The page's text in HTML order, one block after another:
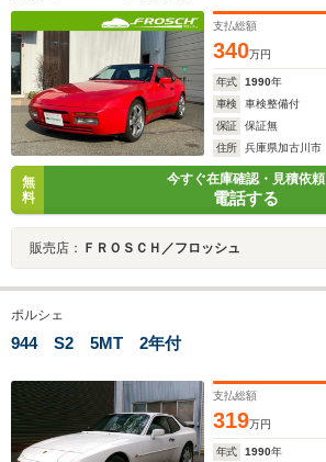
支払総額
340万円
年式 1990年
車検
車検整備付
保証
保証無
住所
兵庫県加古川市
無
料
今すぐ在庫確認・見積依頼
電話する
販売店： ＦＲＯＳＣＨ／フロッシュ
ポルシェ
944 S2 5MT 2年付
支払総額
319万円
年式 1990年